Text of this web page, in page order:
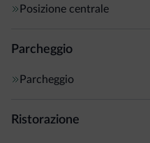
Posizione centrale
Parcheggio
Parcheggio
Ristorazione